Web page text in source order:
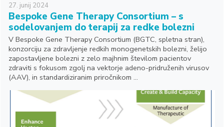
27. junij 2024
Bespoke Gene Therapy Consortium – s
sodelovanjem do terapij za redke bolezni
V Bespoke Gene Therapy Consortium (BGTC, spletna stran),
konzorciju za zdravljenje redkih monogenetskih bolezni, želijo
zapostavljene bolezni z zelo majhnim številom pacientov
zdraviti s fokusom zgolj na vektorje adeno-pridruženih virusov
(AAV), in standardiziranim priročnikom ...